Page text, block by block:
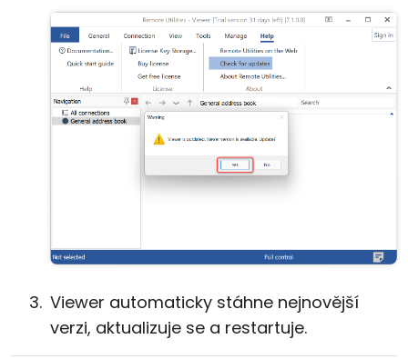
Viewer automaticky stáhne nejnovější
verzi, aktualizuje se a restartuje.